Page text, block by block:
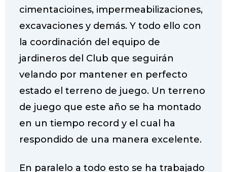
cimentacioines, impermeabilizaciones,
excavaciones y demás. Y todo ello con
la coordinación del equipo de
jardineros del Club que seguirán
velando por mantener en perfecto
estado el terreno de juego. Un terreno
de juego que este año se ha montado
en un tiempo record y el cual ha
respondido de una manera excelente.
En paralelo a todo esto se ha trabajado